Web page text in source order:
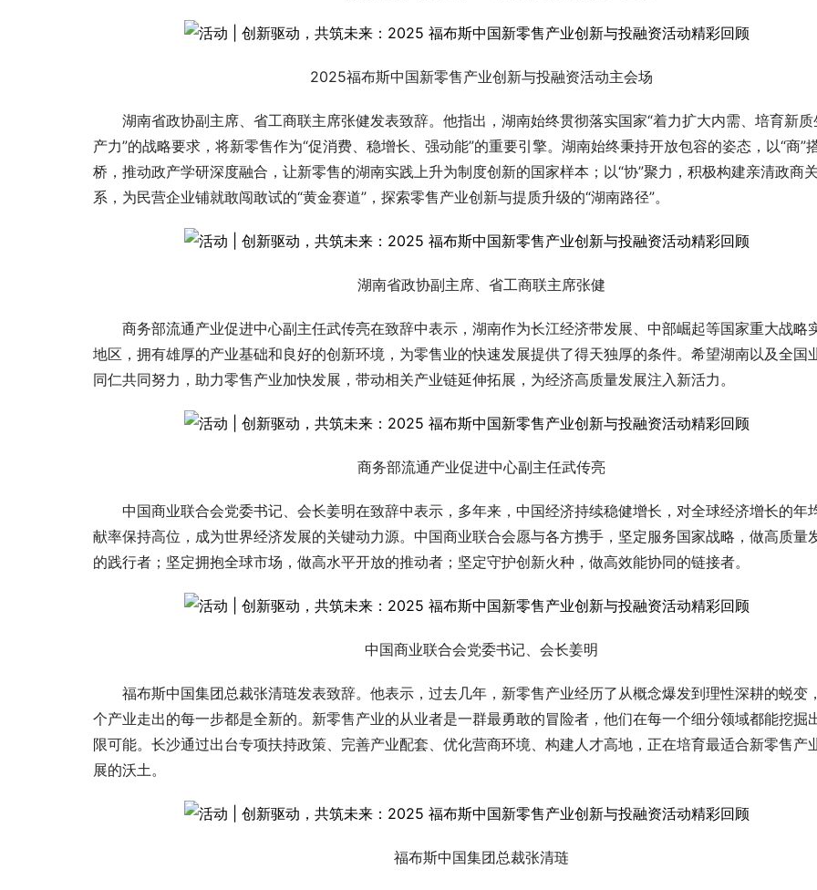
2025福布斯中国新零售产业创新与投融资活动主会场
湖南省政协副主席、省工商联主席张健发表致辞。他指出，湖南始终贯彻落实国家“着力扩大内需、培育新质
产力”的战略要求，将新零售作为“促消费、稳增长、强动能”的重要引擎。湖南始终秉持开放包容的姿态，以“商”
桥，推动政产学研深度融合，让新零售的湖南实践上升为制度创新的国家样本；以“协”聚力，积极构建亲清政商关
系，为民营企业铺就敢闯敢试的“黄金赛道”，探索零售产业创新与提质升级的“湖南路径”。
湖南省政协副主席、省工商联主席张健
商务部流通产业促进中心副主任武传亮在致辞中表示，湖南作为长江经济带发展、中部崛起等国家重大战略
地区，拥有雄厚的产业基础和良好的创新环境，为零售业的快速发展提供了得天独厚的条件。希望湖南以及全国
同仁共同努力，助力零售产业加快发展，带动相关产业链延伸拓展，为经济高质量发展注入新活力。
商务部流通产业促进中心副主任武传亮
中国商业联合会党委书记、会长姜明在致辞中表示，多年来，中国经济持续稳健增长，对全球经济增长的年
献率保持高位，成为世界经济发展的关键动力源。中国商业联合会愿与各方携手，坚定服务国家战略，做高质量
的践行者；坚定拥抱全球市场，做高水平开放的推动者；坚定守护创新火种，做高效能协同的链接者。
中国商业联合会党委书记、会长姜明
福布斯中国集团总裁张清琏发表致辞。他表示，过去几年，新零售产业经历了从概念爆发到理性深耕的蜕变
个产业走出的每一步都是全新的。新零售产业的从业者是一群最勇敢的冒险者，他们在每一个细分领域都能挖掘
限可能。长沙通过出台专项扶持政策、完善产业配套、优化营商环境、构建人才高地，正在培育最适合新零售产
展的沃土。
福布斯中国集团总裁张清琏